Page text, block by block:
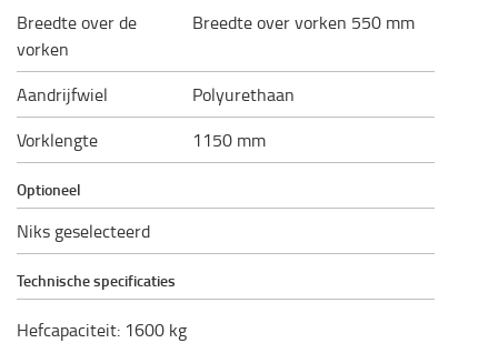
Breedte over de
vorken
Breedte over vorken 550 mm
Aandrijfwiel
Polyurethaan
Vorklengte
1150 mm
Optioneel
Niks geselecteerd
Technische specificaties
Hefcapaciteit: 1600 kg